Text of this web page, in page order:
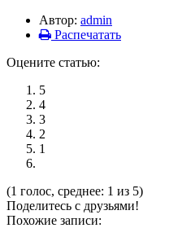
Автор: admin
Распечатать
Оцените статью:
5
4
3
2
1
(1 голос, среднее: 1 из 5)
Поделитесь с друзьями!
Похожие записи: